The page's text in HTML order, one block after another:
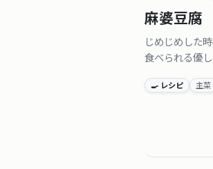
麻婆豆腐
じめじめした
食べられる優
🍳 レシピ 主